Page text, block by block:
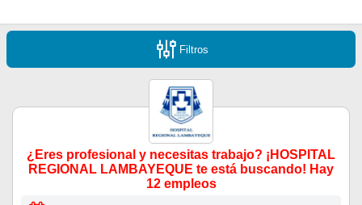
Filtros
¿Eres profesional y necesitas trabajo? ¡HOSPITAL
REGIONAL LAMBAYEQUE te está buscando! Hay
12 empleos